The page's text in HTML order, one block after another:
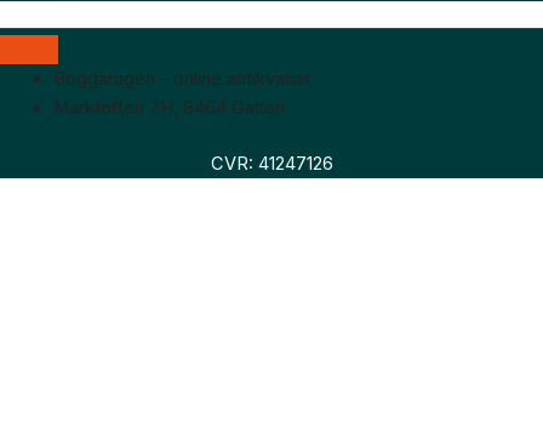
Boggaragen – online antikvariat
Marktoften 7H, 8464 Galten
CVR: 41247126